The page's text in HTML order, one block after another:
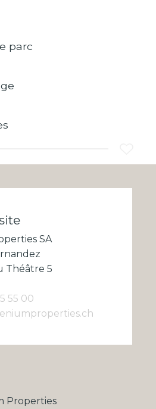
parc
SA
Théâtre 5
55 00
Properties